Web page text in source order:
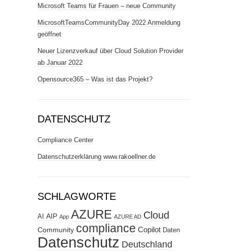
Microsoft Teams für Frauen – neue Community
MicrosoftTeamsCommunityDay 2022 Anmeldung
geöffnet
Neuer Lizenzverkauf über Cloud Solution Provider
ab Januar 2022
Opensource365 – Was ist das Projekt?
DATENSCHUTZ
Compliance Center
Datenschutzerklärung www.rakoellner.de
SCHLAGWORTE
AI AIP App AZURE AZURE AD Cloud
Community compliance Copilot Daten
Datenschutz Deutschland